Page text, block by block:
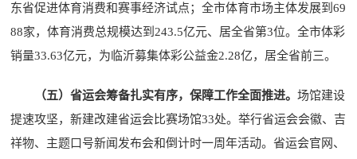
东省促进体育消费和赛事经济试点；全市体育市场主体发展到69
88家，体育消费总规模达到243.5亿元、居全省第3位。全市体彩
销量33.63亿元，为临沂募集体彩公益金2.28亿，居全省前三。
（五）省运会筹备扎实有序，保障工作全面推进。场馆建设
提速攻坚，新建改建省运会比赛场馆33处。举行省运会会徽、吉
祥物、主题口号新闻发布会和倒计时一周年活动。省运会官网、